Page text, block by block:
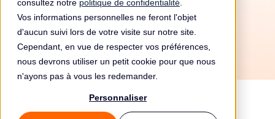
consultez notre politique de confidentialité
Vos informations personnelles ne feront l'objet
d'aucun suivi lors de votre visite sur notre site.
Cependant, en vue de respecter vos préférences,
nous devrons utiliser un petit cookie pour que nous
n'ayons pas à vous les redemander.
Personnaliser